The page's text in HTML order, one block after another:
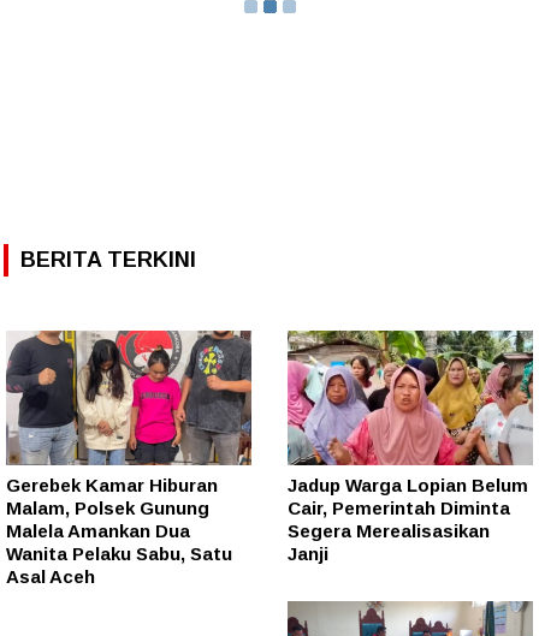
BERITA TERKINI
Gerebek Kamar Hiburan
Malam, Polsek Gunung
Malela Amankan Dua
Wanita Pelaku Sabu, Satu
Asal Aceh
Jadup Warga Lopian Belum
Cair, Pemerintah Diminta
Segera Merealisasikan
Janji